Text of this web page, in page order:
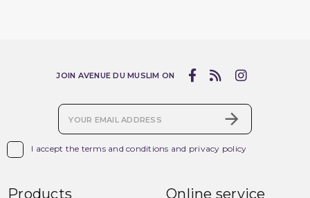
I accept the terms and conditions and privacy policy
JOIN AVENUE DU MUSLIM ON
Products Online service